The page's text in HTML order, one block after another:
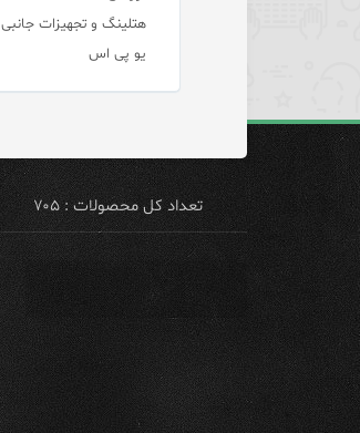
هتلینگ و تجهیزات جانبی
یو پی اس
تعداد کل محصولات : ۷۰۵